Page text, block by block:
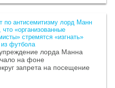
по антисемитизму лорд Манн
что «организованные
стремятся «изгнать»
футбола
лорда Манна
на фоне
запрета на посещение